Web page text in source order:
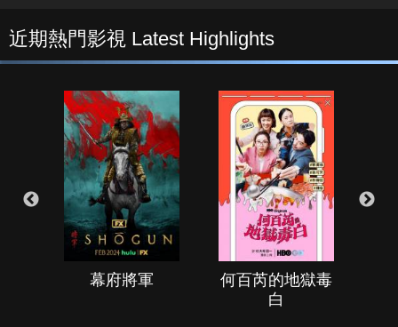
近期熱門影視 Latest Highlights
幕府將軍
何百芮的地獄毒
白